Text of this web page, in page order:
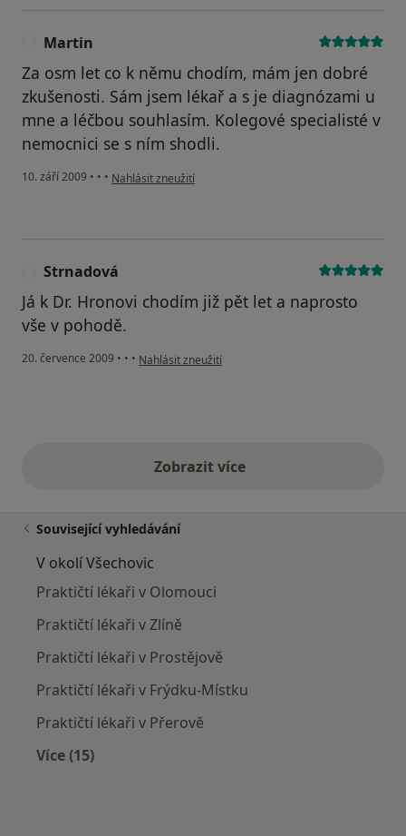
Martin
Za osm let co k němu chodím, mám jen dobré
zkušenosti. Sám jsem lékař a s je diagnózami u
mne a léčbou souhlasím. Kolegové specialisté v
nemocnici se s ním shodli.
10. září 2009 • • • podle názoru uživatele Martin
Nahlásit zneužití
Strnadová
Já k Dr. Hronovi chodím již pět let a naprosto
vše v pohodě.
20. července 2009 • • • podle názoru uživatele Strnadová
Nahlásit zneužití
Zobrazit vícevýše uvedené názory
Související vyhledávání
V okolí Všechovic
Praktičtí lékaři v Olomouci
Praktičtí lékaři v Zlíně
Praktičtí lékaři v Prostějově
Praktičtí lékaři v Frýdku-Místku
Praktičtí lékaři v Přerově
Více (15)